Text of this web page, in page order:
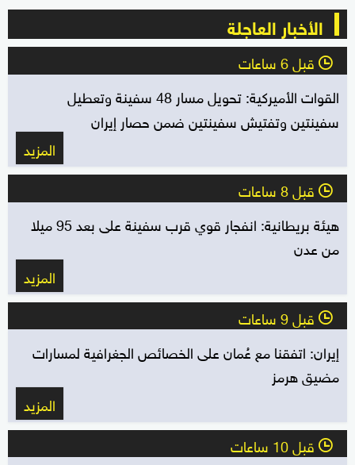
الأخبار العاجلة
l قبل 6 ساعات
القوات الأميركية: تحويل مسار 48 سفينة وتعطيل
سفينتين وتفتيش سفينتين ضمن حصار إيران
المزيد
l قبل 8 ساعات
هيئة بريطانية: انفجار قوي قرب سفينة على بعد 95 ميلا
من عدن
المزيد
l قبل 9 ساعات
إيران: اتفقنا مع عُمان على الخصائص الجغرافية لمسارات
مضيق هرمز
المزيد
l قبل 10 ساعات